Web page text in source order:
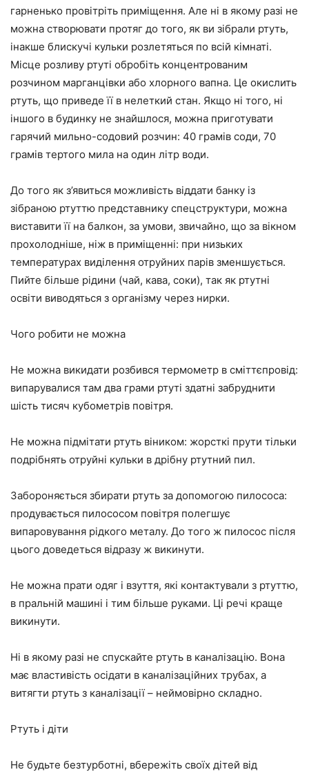
гарненько провітріть приміщення. Але ні в якому разі не
можна створювати протяг до того, як ви зібрали ртуть,
інакше блискучі кульки розлетяться по всій кімнаті.
Місце розливу ртуті обробіть концентрованим
розчином марганцівки або хлорного вапна. Це окислить
ртуть, що приведе її в нелеткий стан. Якщо ні того, ні
іншого в будинку не знайшлося, можна приготувати
гарячий мильно-содовий розчин: 40 грамів соди, 70
грамів тертого мила на один літр води.
До того як з’явиться можливість віддати банку із
зібраною ртуттю представнику спецструктури, можна
виставити її на балкон, за умови, звичайно, що за вікном
прохолодніше, ніж в приміщенні: при низьких
температурах виділення отруйних парів зменшується.
Пийте більше рідини (чай, кава, соки), так як ртутні
освіти виводяться з організму через нирки.
Чого робити не можна
Не можна викидати розбився термометр в сміттєпровід:
випарувалися там два грами ртуті здатні забруднити
шість тисяч кубометрів повітря.
Не можна підмітати ртуть віником: жорсткі прути тільки
подрібнять отруйні кульки в дрібну ртутний пил.
Забороняється збирати ртуть за допомогою пилососа:
продувається пилососом повітря полегшує
випаровування рідкого металу. До того ж пилосос після
цього доведеться відразу ж викинути.
Не можна прати одяг і взуття, які контактували з ртуттю,
в пральній машині і тим більше руками. Ці речі краще
викинути.
Ні в якому разі не спускайте ртуть в каналізацію. Вона
має властивість осідати в каналізаційних трубах, а
витягти ртуть з каналізації – неймовірно складно.
Ртуть і діти
Не будьте безтурботні, вбережіть своїх дітей від